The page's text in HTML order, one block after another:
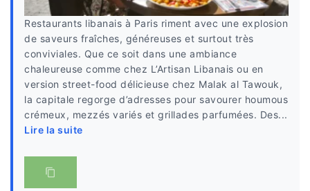
Restaurants libanais à Paris riment avec une explosion
de saveurs fraîches, généreuses et surtout très
conviviales. Que ce soit dans une ambiance
chaleureuse comme chez L’Artisan Libanais ou en
version street-food délicieuse chez Malak al Tawouk,
la capitale regorge d’adresses pour savourer houmous
crémeux, mezzés variés et grillades parfumées. Des...
Lire la suite